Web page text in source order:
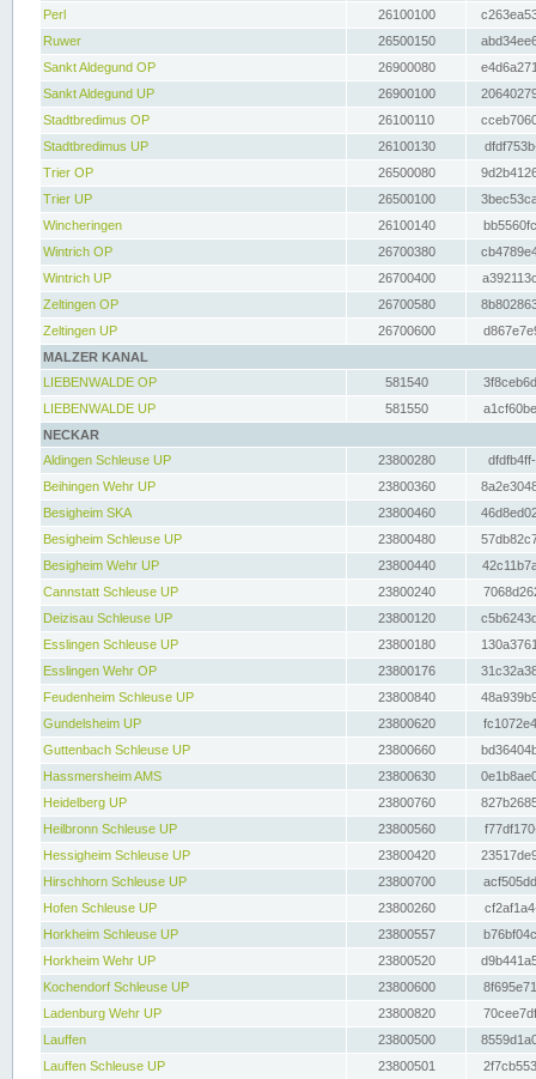
Perl
26100100
Ruwer
26500150
Sankt Aldegund OP
26900080
Sankt Aldegund UP
26900100
Stadtbredimus OP
26100110
Stadtbredimus UP
26100130
Trier OP
26500080
Trier UP
26500100
Wincheringen
26100140
Wintrich OP
26700380
Wintrich UP
26700400
Zeltingen OP
26700580
Zeltingen UP
26700600
MALZER KANAL
LIEBENWALDE OP
581540
LIEBENWALDE UP
581550
NECKAR
Aldingen Schleuse UP
23800280
Beihingen Wehr UP
23800360
Besigheim SKA
23800460
Besigheim Schleuse UP
23800480
Besigheim Wehr UP
23800440
Cannstatt Schleuse UP
23800240
Deizisau Schleuse UP
23800120
Esslingen Schleuse UP
23800180
Esslingen Wehr OP
23800176
Feudenheim Schleuse UP
23800840
Gundelsheim UP
23800620
Guttenbach Schleuse UP
23800660
Hassmersheim AMS
23800630
Heidelberg UP
23800760
Heilbronn Schleuse UP
23800560
Hessigheim Schleuse UP
23800420
Hirschhorn Schleuse UP
23800700
Hofen Schleuse UP
23800260
Horkheim Schleuse UP
23800557
Horkheim Wehr UP
23800520
Kochendorf Schleuse UP
23800600
Ladenburg Wehr UP
23800820
Lauffen
23800500
Lauffen Schleuse UP
23800501